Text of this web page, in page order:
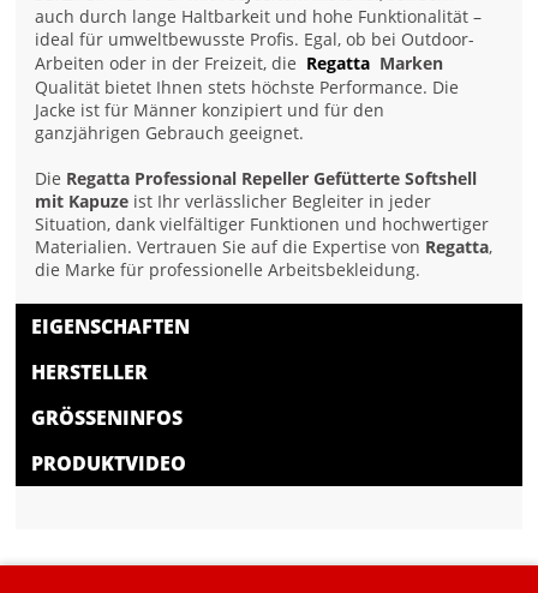
auch durch lange Haltbarkeit und hohe Funktionalität –
ideal für umweltbewusste Profis. Egal, ob bei Outdoor-
Arbeiten oder in der Freizeit, die Regatta Marken
Qualität bietet Ihnen stets höchste Performance. Die
Jacke ist für Männer konzipiert und für den
ganzjährigen Gebrauch geeignet.
Die Regatta Professional Repeller Gefütterte Softshell
mit Kapuze ist Ihr verlässlicher Begleiter in jeder
Situation, dank vielfältiger Funktionen und hochwertiger
Materialien. Vertrauen Sie auf die Expertise von Regatta,
die Marke für professionelle Arbeitsbekleidung.
EIGENSCHAFTEN
HERSTELLER
GRÖSSENINFOS
PRODUKTVIDEO